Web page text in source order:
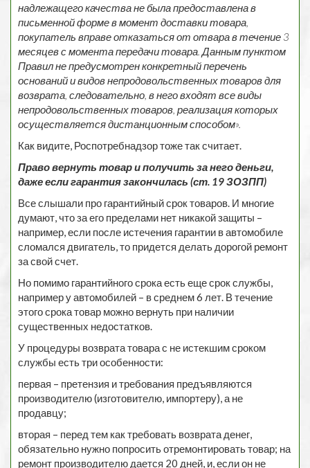
надлежащего качества не была предоставлена в
письменной форме в момент доставки товара,
покупатель вправе отказаться от отвара в течение 3
месяцев с момента передачи товара. Данным пунктом
Правил не предусмотрен конкретный перечень
оснований и видов непродовольственных товаров для
возврата, следовательно, в него входят все виды
непродовольственных товаров, реализация которых
осуществляется дистанционным способом».
Как видите, Роспотребнадзор тоже так считает.
Право вернуть товар и получить за него деньги,
даже если гарантия закончилась (ст. 19 ЗОЗПП)
Все слышали про гарантийный срок товаров. И многие
думают, что за его пределами нет никакой защиты –
например, если после истечения гарантии в автомобиле
сломался двигатель, то придется делать дорогой ремонт
за свой счет.
Но помимо гарантийного срока есть еще срок службы,
например у автомобилей – в среднем 6 лет. В течение
этого срока товар можно вернуть при наличии
существенных недостатков.
У процедуры возврата товара с не истекшим сроком
службы есть три особенности:
первая – претензия и требования предъявляются
производителю (изготовителю, импортеру), а не
продавцу;
вторая – перед тем как требовать возврата денег,
обязательно нужно попросить отремонтировать товар; на
ремонт производителю дается 20 дней, и, если он не